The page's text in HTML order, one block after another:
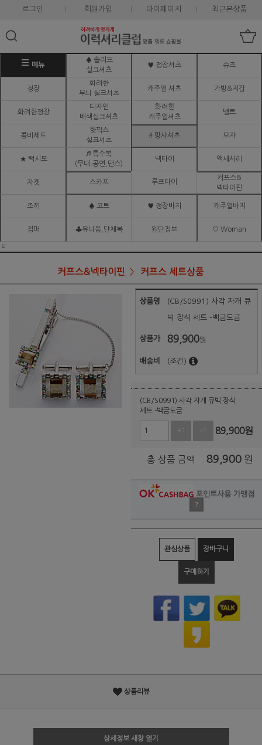
로그인 회원가입 마이페이지 최근본상품
메뉴
♠ 솔리드
실크셔츠
♥ 정장셔츠 슈즈
정장
화려한
무늬 실크셔츠
캐주얼 셔츠 가방&지갑
화려한정장
디자인
배색실크셔츠
화려한
캐주얼셔츠
벨트
콤비세트
핫픽스
실크셔츠
# 망사셔츠 모자
★ 턱시도
♬ 특수복
(무대.공연,댄스)
넥타이 액세서리
자켓 스카프 루프타이
커프스&
넥타이핀
조끼 ♠ 코트 ♥ 정장바지 캐주얼바지
점퍼 ♣유니폼,단체복 원단정보 ♡ Woman
ㅌ
커프스&넥타이핀 커프스 세트상품
상품명 (CB/S0991) 사각 자개 큐
빅 장식 세트 -백금도금
상품가 89,900원
배송비 (조건)
(CB/S0991) 사각 자개 큐빅 장식
세트 -백금도금
+1 -1 89,900원
총 상품 금액 89,900 원
포인트사용 가맹점
?
관심상품 장바구니
구매하기
상품리뷰
상세정보 새창 열기